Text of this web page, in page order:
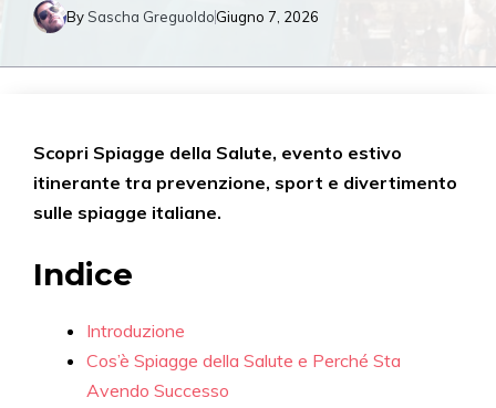
BySascha GreguoldoGiugno 7, 2026
Scopri Spiagge della Salute, evento estivo
itinerante tra prevenzione, sport e divertimento
sulle spiagge italiane.
Indice
Introduzione
Cos’è Spiagge della Salute e Perché Sta
Avendo Successo